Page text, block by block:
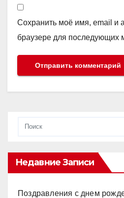
Сохранить моё имя, email и
браузере для последующих
Недавние Записи
Поздравления с днем